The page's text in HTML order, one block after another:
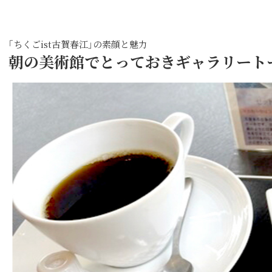
｢ちくごist古賀春江｣の素顔と魅力
朝の美術館でとっておきギャラリート